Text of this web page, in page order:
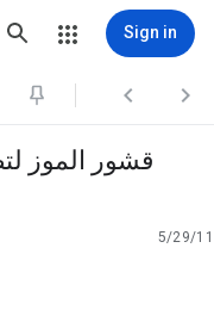
Sign in
 
قشور الموز
5/29/11